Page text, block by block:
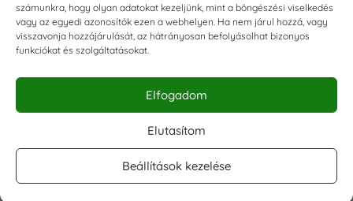
számunkra, hogy olyan adatokat kezeljünk, mint a böngészési viselkedés
vagy az egyedi azonosítók ezen a webhelyen. Ha nem járul hozzá, vagy
visszavonja hozzájárulását, az hátrányosan befolyásolhat bizonyos
funkciókat és szolgáltatásokat.
Elfogadom
Elutasítom
Beállítások kezelése
KAPCSOLAT
E-mail:shop@torokszilvi.com
Telefon: +36 30 6767872
KÖZÖSSÉGI
Facebook csoport